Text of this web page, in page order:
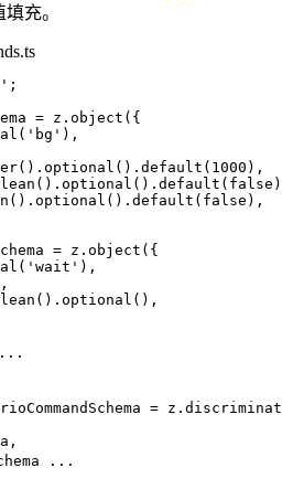
充。
' ;
= z . object ( {
( ' bg ' ) ,
() . optional () . default ( 1000 ) ,
() . optional () . default ( false )
() . optional () . default ( false ) ,
= z . object ( {
( ' wait ' ) ,
,
() . optional () ,
...
= z .
...